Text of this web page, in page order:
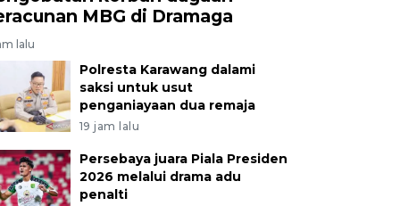
MBG di Dramaga
lalu
Polresta Karawang dalami
saksi untuk usut
penganiayaan dua remaja
19 jam lalu
Persebaya juara Piala Presiden
2026 melalui drama adu
penalti